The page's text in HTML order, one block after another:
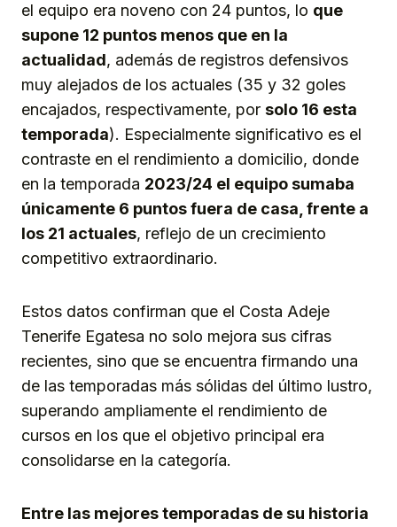
el equipo era noveno con 24 puntos, lo que
supone 12 puntos menos que en la
actualidad, además de registros defensivos
muy alejados de los actuales (35 y 32 goles
encajados, respectivamente, por solo 16 esta
temporada). Especialmente significativo es el
contraste en el rendimiento a domicilio, donde
en la temporada 2023/24 el equipo sumaba
únicamente 6 puntos fuera de casa, frente a
los 21 actuales, reflejo de un crecimiento
competitivo extraordinario.
Estos datos confirman que el Costa Adeje
Tenerife Egatesa no solo mejora sus cifras
recientes, sino que se encuentra firmando una
de las temporadas más sólidas del último lustro,
superando ampliamente el rendimiento de
cursos en los que el objetivo principal era
consolidarse en la categoría.
Entre las mejores temporadas de su historia